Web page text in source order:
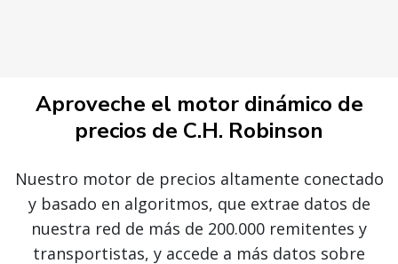
Aproveche el motor dinámico de
precios de C.H. Robinson
Nuestro motor de precios altamente conectado
y basado en algoritmos, que extrae datos de
nuestra red de más de 200.000 remitentes y
transportistas, y accede a más datos sobre